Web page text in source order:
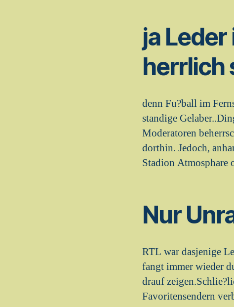
ja
herrlich
denn Fu?ball im
standige
Moderatoren
dorthin. Jedoch,
Stadion Atmosphare
Nur
RTL war dasjenige
fangt immer wieder
drauf
Favoritensendern